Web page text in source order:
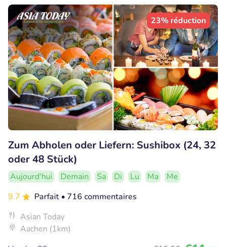
23% réduction
Zum Abholen oder Liefern: Sushibox (24, 32
oder 48 Stück)
Aujourd'hui Demain Sa Di Lu Ma
Me
9.7
Parfait • 716 commentaires
Asian Today
Aachen (1km)